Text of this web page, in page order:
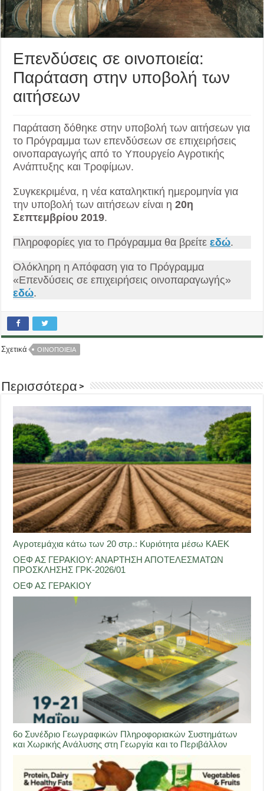
Επενδύσεις σε οινοποιεία:
Παράταση στην υποβολή των
αιτήσεων
Παράταση δόθηκε στην υποβολή των αιτήσεων για
το Πρόγραμμα των επενδύσεων σε επιχειρήσεις
οινοπαραγωγής από το Υπουργείο Αγροτικής
Ανάπτυξης και Τροφίμων.
Συγκεκριμένα, η νέα καταληκτική ημερομηνία για
την υποβολή των αιτήσεων είναι η20η
Σεπτεμβρίου 2019.
Πληροφορίες για το Πρόγραμμα θα βρείτεεδώ.
Ολόκληρη η Απόφαση για το Πρόγραμμα
«Επενδύσεις σε επιχειρήσεις οινοπαραγωγής»
εδώ.
Σχετικά ΟΙΝΟΠΟΙΕΙΑ
Περισσότερα >
Αγροτεμάχια κάτω των 20 στρ.: Κυριότητα μέσω ΚΑΕΚ
ΟΕΦ ΑΣ ΓΕΡΑΚΙΟΥ: ΑΝΑΡΤΗΣΗ ΑΠΟΤΕΛΕΣΜΑΤΩΝ
ΠΡΟΣΚΛΗΣΗΣ ΓΡΚ-2026/01
ΟΕΦ ΑΣ ΓΕΡΑΚΙΟΥ
6ο Συνέδριο Γεωγραφικών Πληροφοριακών Συστημάτων
και Χωρικής Ανάλυσης στη Γεωργία και το Περιβάλλον